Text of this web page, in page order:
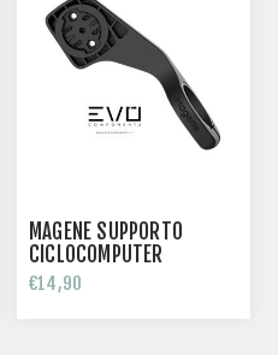
MAGENE SUPPORTO
CICLOCOMPUTER
€14,90